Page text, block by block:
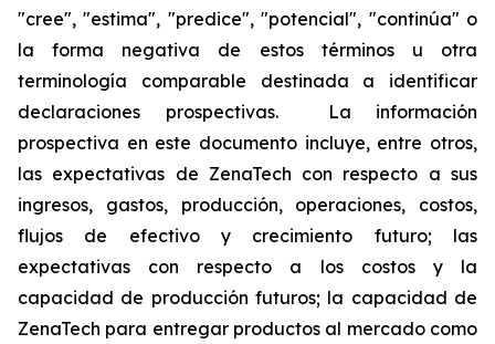
"cree", "estima", "predice", "potencial", "continúa" o
la forma negativa de estos términos u otra
terminología comparable destinada a identificar
declaraciones prospectivas. La información
prospectiva en este documento incluye, entre otros,
las expectativas de ZenaTech con respecto a sus
ingresos, gastos, producción, operaciones, costos,
flujos de efectivo y crecimiento futuro; las
expectativas con respecto a los costos y la
capacidad de producción futuros; la capacidad de
ZenaTech para entregar productos al mercado como